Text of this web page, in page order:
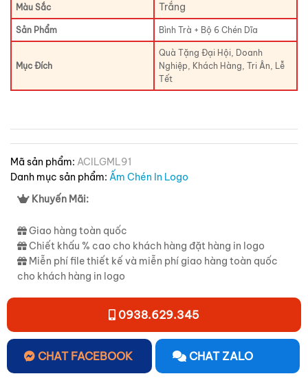
Màu Sắc Trắng
Sản Phẩm Bình Trà + Bộ 6 Chén Dĩa
Mục Đích
Quà Tặng Đại Hội, Doanh
Nghiệp, Khách Hàng, Tri Ân, Lễ
Tết
Mã sản phẩm: ACILGML91
Danh mục sản phẩm: Ấm Chén In Logo
Khuyến Mãi:
Giao hàng toàn quốc
Chiết khấu % cao cho khách hàng đặt hàng in logo
Miễn phí file thiết kế và miễn phí giao hàng toàn quốc
cho khách hàng in logo
0938.629.345
CHAT FACEBOOK CHAT ZALO